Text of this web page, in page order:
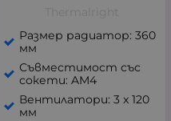
Размер радиатор: 360
мм
Съвместимост със
сокети: AM4
Вентилатори: 3 x 120
мм